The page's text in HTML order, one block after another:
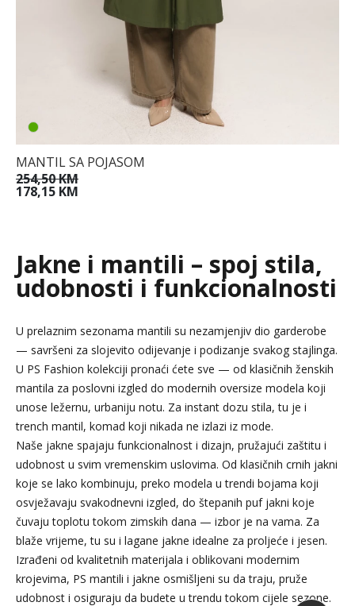
MANTIL SA POJASOM
254,50 KM
178,15 KM
Jakne i mantili – spoj stila,
udobnosti i funkcionalnosti
U prelaznim sezonama mantili su nezamjenjiv dio garderobe
— savršeni za slojevito odijevanje i podizanje svakog stajlinga.
U PS Fashion kolekciji pronaći ćete sve — od klasičnih ženskih
mantila za poslovni izgled do modernih oversize modela koji
unose ležernu, urbaniju notu. Za instant dozu stila, tu je i
trench mantil, komad koji nikada ne izlazi iz mode.
Naše jakne spajaju funkcionalnost i dizajn, pružajući zaštitu i
udobnost u svim vremenskim uslovima. Od klasičnih crnih jakni
koje se lako kombinuju, preko modela u trendi bojama koji
osvježavaju svakodnevni izgled, do štepanih puf jakni koje
čuvaju toplotu tokom zimskih dana — izbor je na vama. Za
blaže vrijeme, tu su i lagane jakne idealne za proljeće i jesen.
Izrađeni od kvalitetnih materijala i oblikovani modernim
krojevima, PS mantili i jakne osmišljeni su da traju, pruže
udobnost i osiguraju da budete u trendu tokom cijele sezone.